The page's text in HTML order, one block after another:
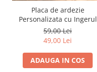
Placa de ardezie
Personalizata cu Ingerul
Pazitor pentru Bunica
59,00 Lei
49,00 Lei
ADAUGA IN COS